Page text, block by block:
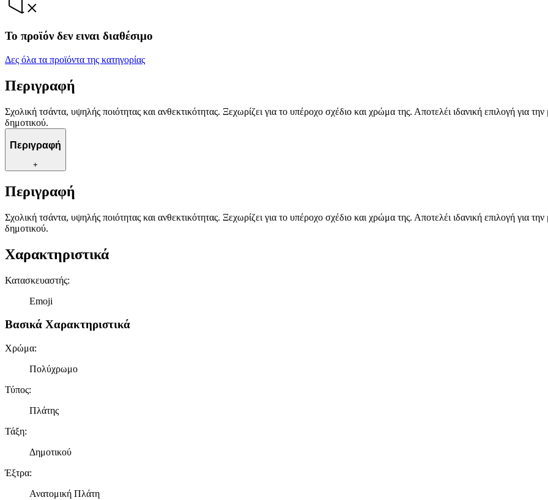
Το προϊόν δεν ειναι διαθέσιμο
Δες όλα τα προϊόντα της κατηγορίας
Περιγραφή
Σχολική τσάντα, υψηλής ποιότητας και ανθεκτικότητας. Ξεχωρίζει για το υπέροχο σχέδιο και χρώμα της. Αποτελέι ιδανική επιλογή για
δημοτικού.
Περιγραφή
+
Περιγραφή
Σχολική τσάντα, υψηλής ποιότητας και ανθεκτικότητας. Ξεχωρίζει για το υπέροχο σχέδιο και χρώμα της. Αποτελέι ιδανική επιλογή για
δημοτικού.
Χαρακτηριστικά
Κατασκευαστής:
Emoji
Βασικά Χαρακτηριστικά
Χρώμα:
Πολύχρωμο
Τύπος:
Πλάτης
Τάξη:
Δημοτικού
Έξτρα:
Ανατομική Πλάτη